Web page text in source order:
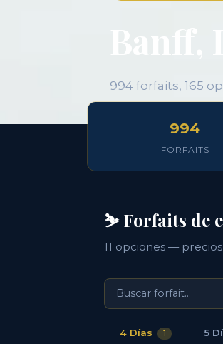
994 forfaits, 165
994
FORFAITS
⛷️ Forfaits de
11 opciones —
4 Días 1 5